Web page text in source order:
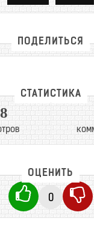
ПОДЕЛИТЬСЯ
СТАТИСТИКА
ОЦЕНИТЬ
0